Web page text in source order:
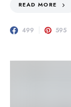
READ MORE
499 595